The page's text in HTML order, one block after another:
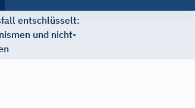
entschlüsselt:
und nicht-